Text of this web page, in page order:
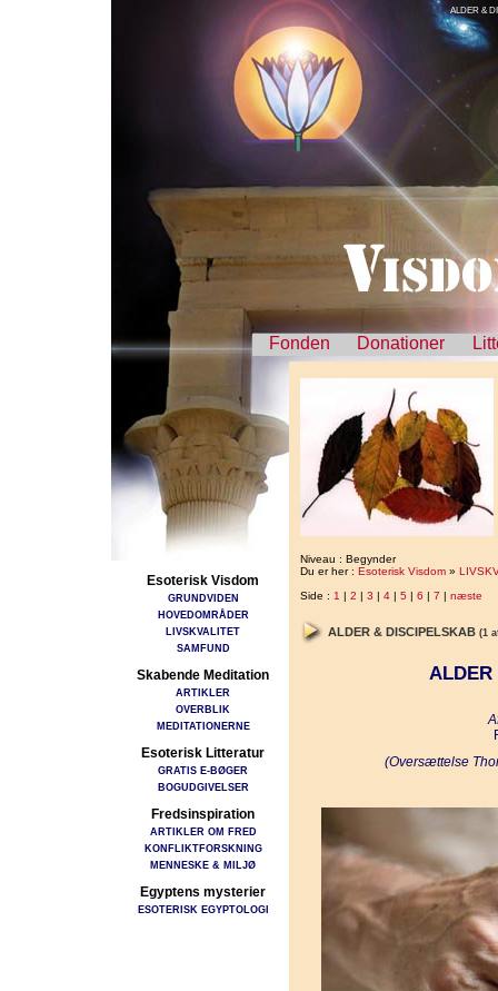
ALDER &
Fonden Donationer
Esoterisk Visdom
GRUNDVIDEN
HOVEDOMRÅDER
LIVSKVALITET
SAMFUND
Skabende Meditation
ARTIKLER
OVERBLIK
MEDITATIONERNE
Esoterisk Litteratur
GRATIS E-BØGER
BOGUDGIVELSER
Fredsinspiration
ARTIKLER OM FRED
KONFLIKTFORSKNING
MENNESKE & MILJØ
Egyptens mysterier
ESOTERISK EGYPTOLOGI
Niveau : Begynder
Du er her : Esoterisk Visdom »
Side : 1 | 2 | 3 | 4 | 5 | 6 | 7 | næste
ALDER & DISCIPELSKAB (1
ALDER
(Oversættelse